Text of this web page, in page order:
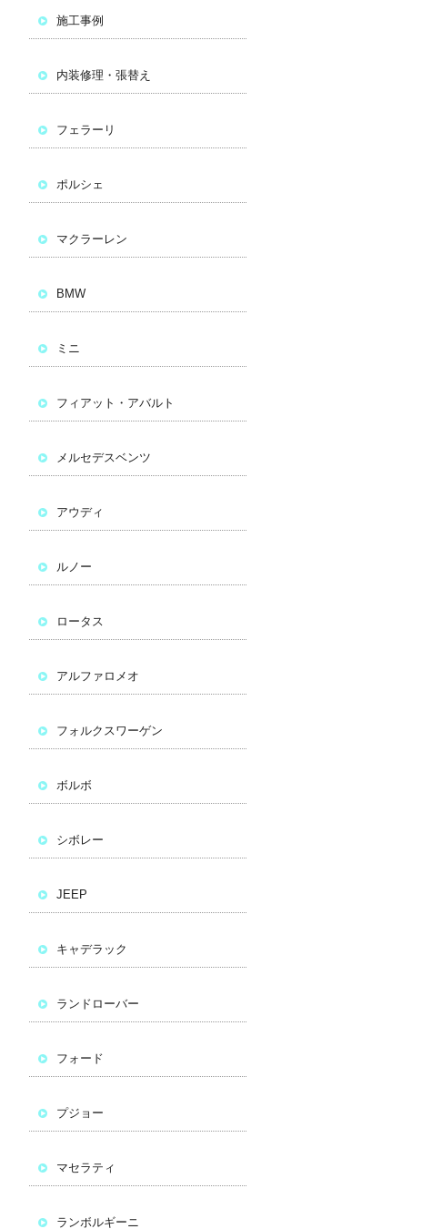
施工事例
内装修理・張替え
フェラーリ
ポルシェ
マクラーレン
BMW
ミニ
フィアット・アバルト
メルセデスベンツ
アウディ
ルノー
ロータス
アルファロメオ
フォルクスワーゲン
ボルボ
シボレー
JEEP
キャデラック
ランドローバー
フォード
プジョー
マセラティ
ランボルギーニ